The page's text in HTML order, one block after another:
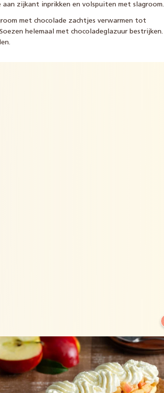
aan zijkant inprikken en volspuiten met slagroom.
met chocolade zachtjes verwarmen tot
helemaal met chocoladeglazuur bestrijken.